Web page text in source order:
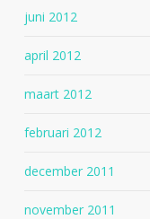
juni 2012
april 2012
maart 2012
februari 2012
december 2011
november 2011